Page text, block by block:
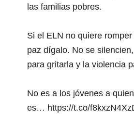
las familias pobres.
Si el ELN no quiere
paz dígalo. No se
para gritarla y la violencia
No es a los jóvenes a
es… https://t.co/